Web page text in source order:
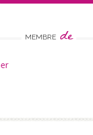
MEMBRE de